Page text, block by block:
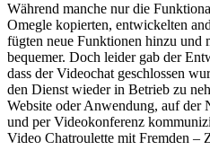
Während manche nur die
Omegle kopierten, entwickelten
fügten neue Funktionen hinzu und
bequemer. Doch leider gab der
dass der Videochat geschlossen
den Dienst wieder in Betrieb zu
Website oder Anwendung, auf der
und per Videokonferenz
Video Chatroulette mit Fremden –